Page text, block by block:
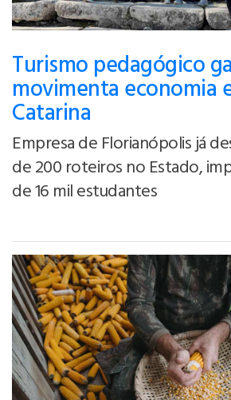
Turismo pedagógico
movimenta economia
Catarina
Empresa de Florianópolis já
de 200 roteiros no Estado,
de 16 mil estudantes